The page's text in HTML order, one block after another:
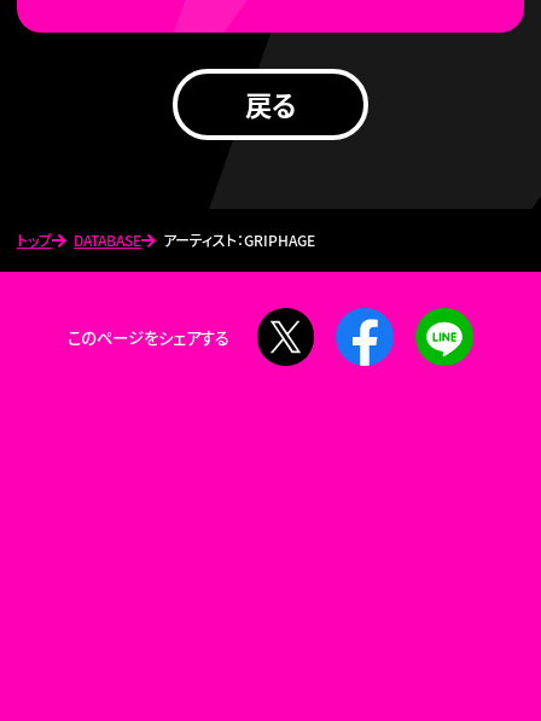
トップ DATABASE アーティスト：GRIPHAGE
戻る
このページをシェアする
Facebook